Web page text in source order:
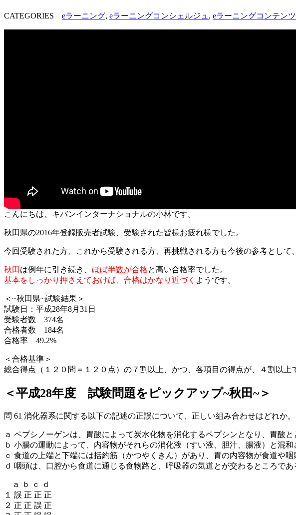
CATEGORIES eラーニング, eラーニングコンシェルジュ , eラーニングコンテンツ
こんにちは、キバンインターナショナルの小林です。
秋田県の2016年登録販売者試験、受験された皆様お疲れ様でした。
今回受験された方、これから受験される方、再挑戦される方も今後の参考として
秋田 は例年に引き続き、 ほぼ半数が合格と高い合格率でした。
基本をしっかり押さえておけば、合格はかなり近づく ようです。
＜~秋田県~試験結果＞
試験日：平成28年8月31日
受験者数 374名
合格者数 184名
合格率 49.2%
＜合格基準＞
総合得点（１２０問＝１２０点）の７割以上、かつ、各項目の得点が、４割以上
＜平成28年度 試験問題をピックアップ~秋田~＞
問 61 消化器系に関する以下の記述の正誤について、正しい組み合わせはどれか。
ａ ペプシノーゲンは、胃酸によって炭水化物を消化するペプシンとなり、胃酸と
ｂ 小腸の運動によって、内容物がそれらの消化液（すい液、胆汁、腸液）と混
ｃ 食道の上端と下端には括約筋（かつやくきん）があり、胃の内容物が食道や咽
ｄ 咽頭は、口腔から食道に通じる食物路と、呼吸器の気道とが交わるところであ
ａ ｂ ｃ ｄ
１ 誤 正 正 正
２ 正 正 誤 正